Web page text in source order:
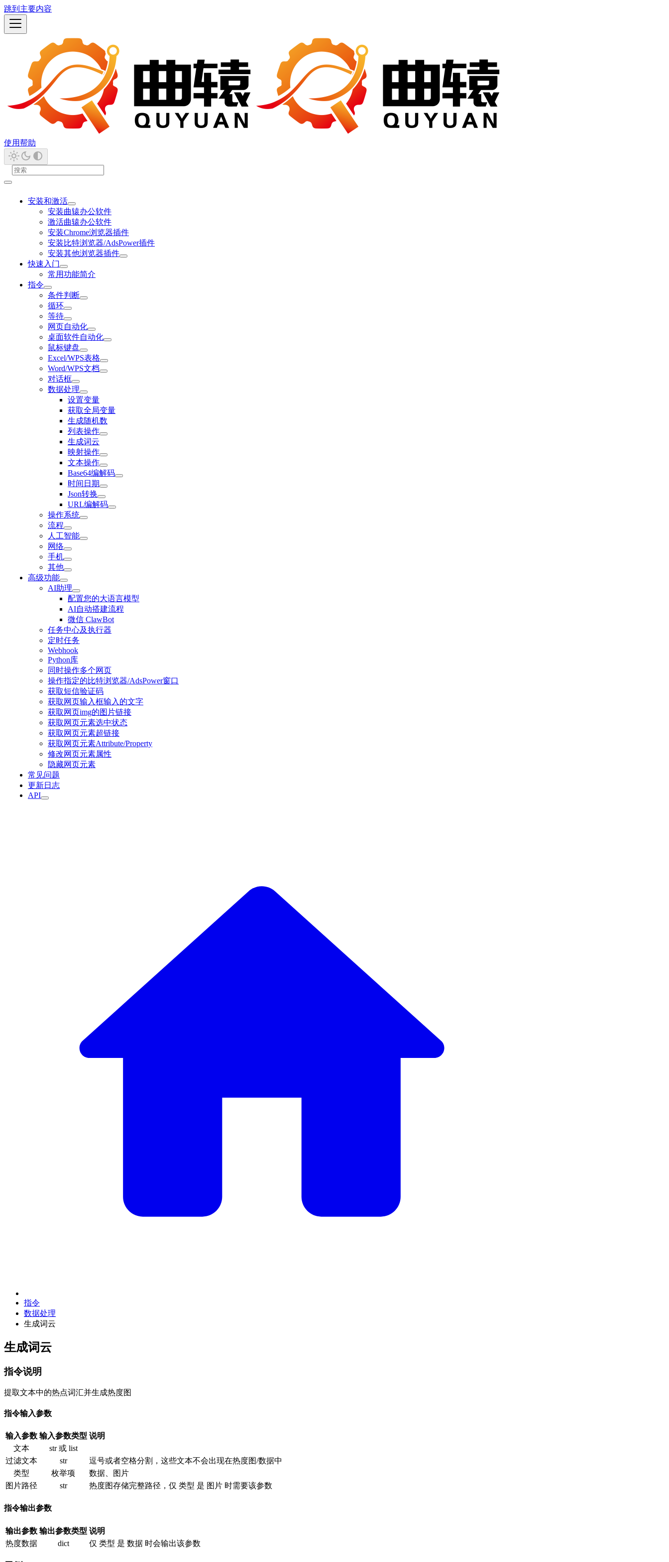
跳到主要内容
使用帮助
安装和激活
安装曲辕办公软件
激活曲辕办公软件
安装Chrome浏览器插件
安装比特浏览器/AdsPower插件
安装其他浏览器插件
快速入门
常用功能简介
指令
条件判断
循环
等待
网页自动化
桌面软件自动化
鼠标键盘
Excel/WPS表格
Word/WPS文档
对话框
数据处理
设置变量
获取全局变量
生成随机数
列表操作
生成词云
映射操作
文本操作
Base64编解码
时间日期
Json转换
URL编解码
操作系统
流程
人工智能
网络
手机
其他
高级功能
AI助理
配置您的大语言模型
AI自动搭建流程
微信 ClawBot
任务中心及执行器
定时任务
Webhook
Python库
同时操作多个网页
操作指定的比特浏览器/AdsPower窗口
获取短信验证码
获取网页输入框输入的文字
获取网页img的图片链接
获取网页元素选中状态
获取网页元素超链接
获取网页元素Attribute/Property
修改网页元素属性
隐藏网页元素
常见问题
更新日志
API
指令
数据处理
生成词云
生成词云
指令说明
提取文本中的热点词汇并生成热度图
指令输入参数
输入参数 输入参数类型 说明
文本
str 或 list
过滤文本
str
逗号或者空格分割，这些文本不会出现在热度图/数据中
类型
枚举项
数据、图片
图片路径
str 热度图存储完整路径，仅 类型 是 图片 时需要该参数
指令输出参数
输出参数 输出参数类型 说明
热度数据
dict 仅 类型 是 数据 时会输出该参数